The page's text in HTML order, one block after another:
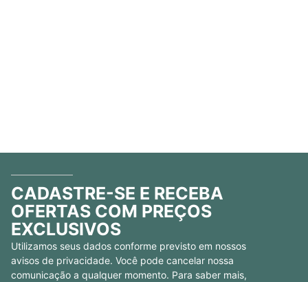
CADASTRE-SE E RECEBA
OFERTAS COM PREÇOS
EXCLUSIVOS
Utilizamos seus dados conforme previsto em nossos
avisos de privacidade. Você pode cancelar nossa
comunicação a qualquer momento. Para saber mais,